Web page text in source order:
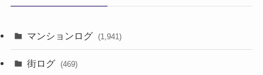
マンションログ (1,941)
街ログ (469)